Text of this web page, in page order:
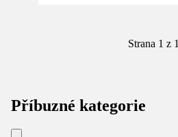
Strana 1 z 1
Příbuzné kategorie